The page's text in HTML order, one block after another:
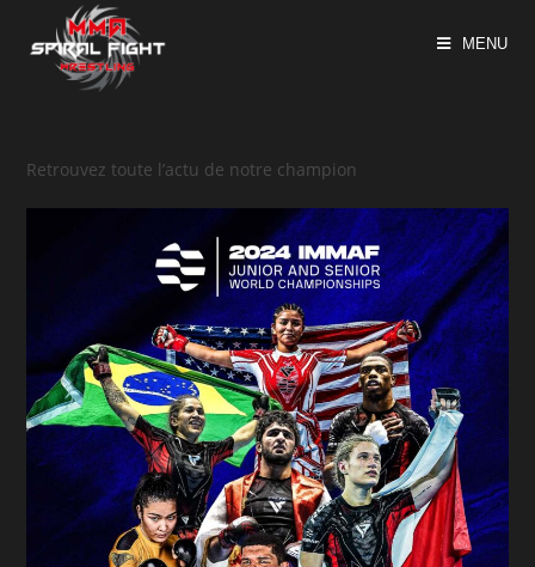
MENU
Retrouvez toute l’actu de notre champion